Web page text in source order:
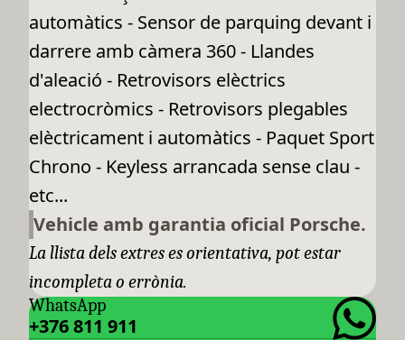
automàtics - Sensor de parquing devant i
darrere amb càmera 360 - Llandes
d'aleació - Retrovisors elèctrics
electrocròmics - Retrovisors plegables
elèctricament i automàtics - Paquet Sport
Chrono - Keyless arrancada sense clau -
etc...
Vehicle amb garantia oficial Porsche.
La llista dels extres es orientativa, pot estar
incompleta o errònia.
WhatsApp
+376 811 911